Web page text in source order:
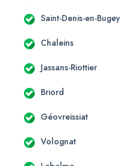
Saint-Denis-en-Bugey
Chaleins
Jassans-Riottier
Briord
Géovreissiat
Volognat